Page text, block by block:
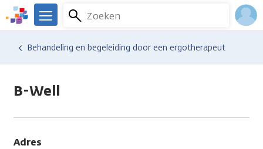
Overslaan
en
naar
We
er
Kanker.nl
Zoeken
Menu
Hulp en ondersteuning
Vind hulp bij kanker
Lichamelijke veranderingen
Zitproblemen
Behandeling en begeleiding door een ergotherapeut
B-Well
Adres